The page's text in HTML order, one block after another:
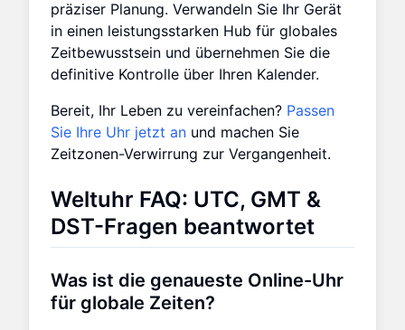
präziser Planung. Verwandeln Sie Ihr Gerät
in einen leistungsstarken Hub für globales
Zeitbewusstsein und übernehmen Sie die
definitive Kontrolle über Ihren Kalender.
Bereit, Ihr Leben zu vereinfachen? Passen
Sie Ihre Uhr jetzt an und machen Sie
Zeitzonen-Verwirrung zur Vergangenheit.
Weltuhr FAQ: UTC, GMT &
DST-Fragen beantwortet
Was ist die genaueste Online-Uhr
für globale Zeiten?